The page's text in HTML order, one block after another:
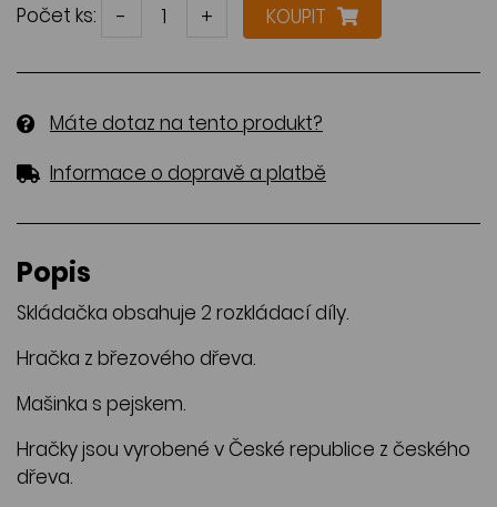
Počet ks: - + KOUPIT
Máte dotaz na tento produkt?
Informace o dopravě a platbě
Popis
Skládačka obsahuje 2 rozkládací díly.
Hračka z březového dřeva.
Mašinka s pejskem.
Hračky jsou vyrobené v České republice z českého
dřeva.